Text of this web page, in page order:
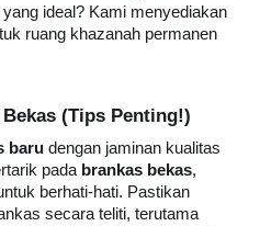
ideal? Kami menyediakan
ruang khazanah permanen
(Tips Penting!)
baru dengan jaminan kualitas
pada brankas bekas,
berhati-hati. Pastikan
secara teliti, terutama